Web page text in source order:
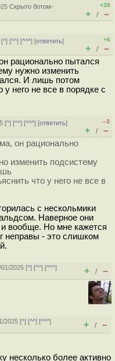
Скрыто ботом-
+38
+ / –
[^] [^^] [^^^] [ответить]
+6
+ / –
рационально пытался
нужно изменить
И лишь потом
него не все в порядке с
[^] [^^] [^^^] [ответить]
–3
+ / –
он рационально
изменить подсистему
что у него не все в
с нескольмики
Наверное они
вообще. Но мне кажется
неправы - это слишком
2025 [^] [^^] [^^^]
+ / –
2025 [^] [^^] [^^^]
+ / –
несколько более активно